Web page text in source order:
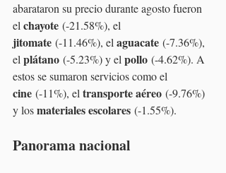
abarataron su precio durante agosto fueron
el chayote (-21.58%), el
jitomate (-11.46%), el aguacate (-7.36%),
el plátano (-5.23%) y el pollo (-4.62%). A
estos se sumaron servicios como el
cine (-11%), el transporte aéreo (-9.76%)
y los materiales escolares (-1.55%).
Panorama nacional